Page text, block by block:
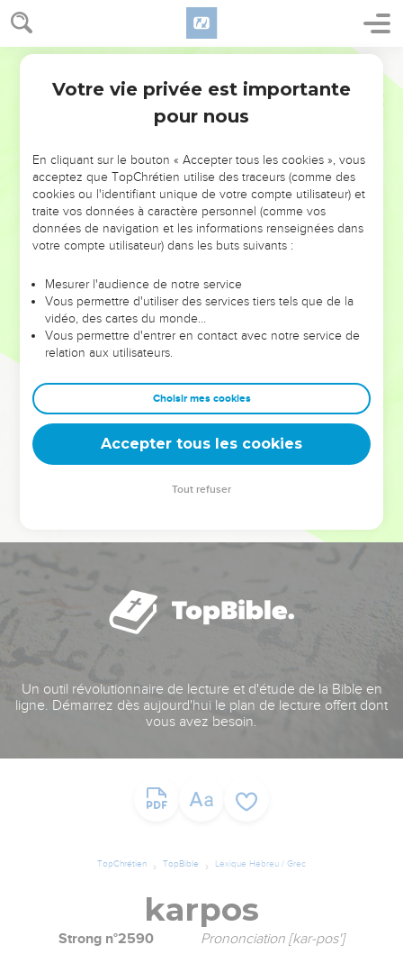
NE MANQUEZ PAS L’ÉVÉNEMENT
DE L’ANNÉE !
ET SI LEURS ERREURS POUVAIENT VOUS ÉVITER LES
VOTRES ?
leur foi ou leur vision. Mais on voit moins les doutes, les erreurs
et les saisons difficiles qu'ils ont traversés, alors même que ce
sont elles qui les ont façonnés.
Dans cette conférence, leaders, entrepreneurs, et responsables
clés pour avancer avec plus de sagesse afin que leurs erreurs
deviennent vos tremplins. Que vous guidiez un ministère, une
équipe, un groupe ou une famille, leur expérience est faite
Un outil révolutionnaire de lecture et d'étude de la Bible en
ligne. Démarrez dès aujourd'hui le plan de lecture offert dont
vous avez besoin.
TopChrétien TopBible Lexique Hébreu / Grec
karpos
Strong n°2590 Prononciation [kar-pos']
Votre vie privée est importante
pour nous
En cliquant sur le bouton « Accepter tous les cookies », vous
acceptez que TopChrétien utilise des traceurs (comme des
cookies ou l'identifiant unique de votre compte utilisateur) et
traite vos données à caractère personnel (comme vos
données de navigation et les informations renseignées dans
votre compte utilisateur) dans les buts suivants :
Mesurer l'audience de notre service
Vous permettre d'utiliser des services tiers tels que de la
vidéo, des cartes du monde…
Vous permettre d'entrer en contact avec notre service de
relation aux utilisateurs.
Choisir mes cookies
Accepter tous les cookies
Tout refuser